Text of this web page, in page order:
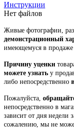
Инструкции
Нет файлов
Живые фотографии,
демонстрационный
имеющемуся в продаже
Причину уценки
можете узнать у
либо непосредственно
Пожалуйста,
непосредственно в
зависит от дня недели
сожалению, мы не